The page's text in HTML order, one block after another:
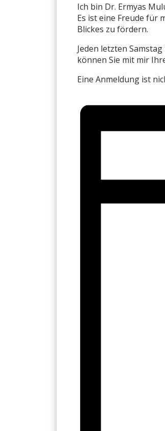
Ich bin Dr. Ermyas
Es ist eine Freude für
Blickes zu fördern.
Jeden letzten
können Sie mit mir
Eine Anmeldung ist